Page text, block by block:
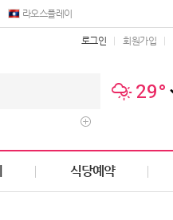
라오스플레이
로그인 회원가입
29°
식당예약